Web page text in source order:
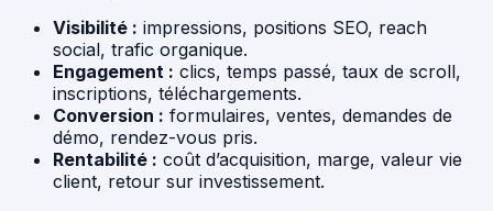
Visibilité : impressions, positions SEO, reach
social, trafic organique.
Engagement : clics, temps passé, taux de scroll,
inscriptions, téléchargements.
Conversion : formulaires, ventes, demandes de
démo, rendez-vous pris.
Rentabilité : coût d’acquisition, marge, valeur vie
client, retour sur investissement.